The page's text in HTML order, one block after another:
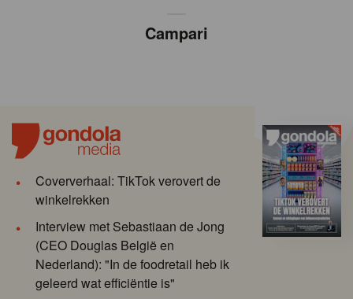
Campari
Coververhaal: TikTok verovert de
winkelrekken
Interview met Sebastiaan de Jong
(CEO Douglas België en
Nederland): "In de foodretail heb ik
geleerd wat efficiëntie is"